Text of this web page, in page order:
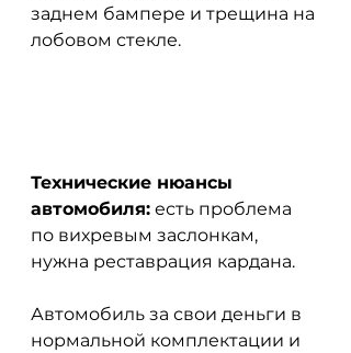
заднем бампере и трещина на
лобовом стекле.
Технические нюансы
автомобиля: есть проблема
по вихревым заслонкам,
нужна реставрация кардана.
Автомобиль за свои деньги в
нормальной комплектации и